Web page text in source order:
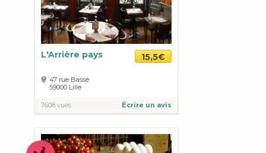
L'Arrière pays 15,5€
47 rue Basse
59000 Lille
7608 vues Écrire un avis